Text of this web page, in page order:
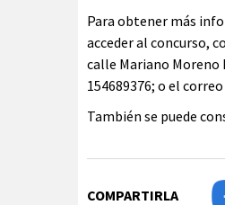
Para obtener más
acceder al concurso,
calle Mariano Moreno
154689376; o el
También se puede
COMPARTIRLA